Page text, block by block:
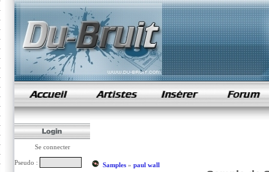
samples de rap
Se connecter
Pseudo : Samples» paul wall